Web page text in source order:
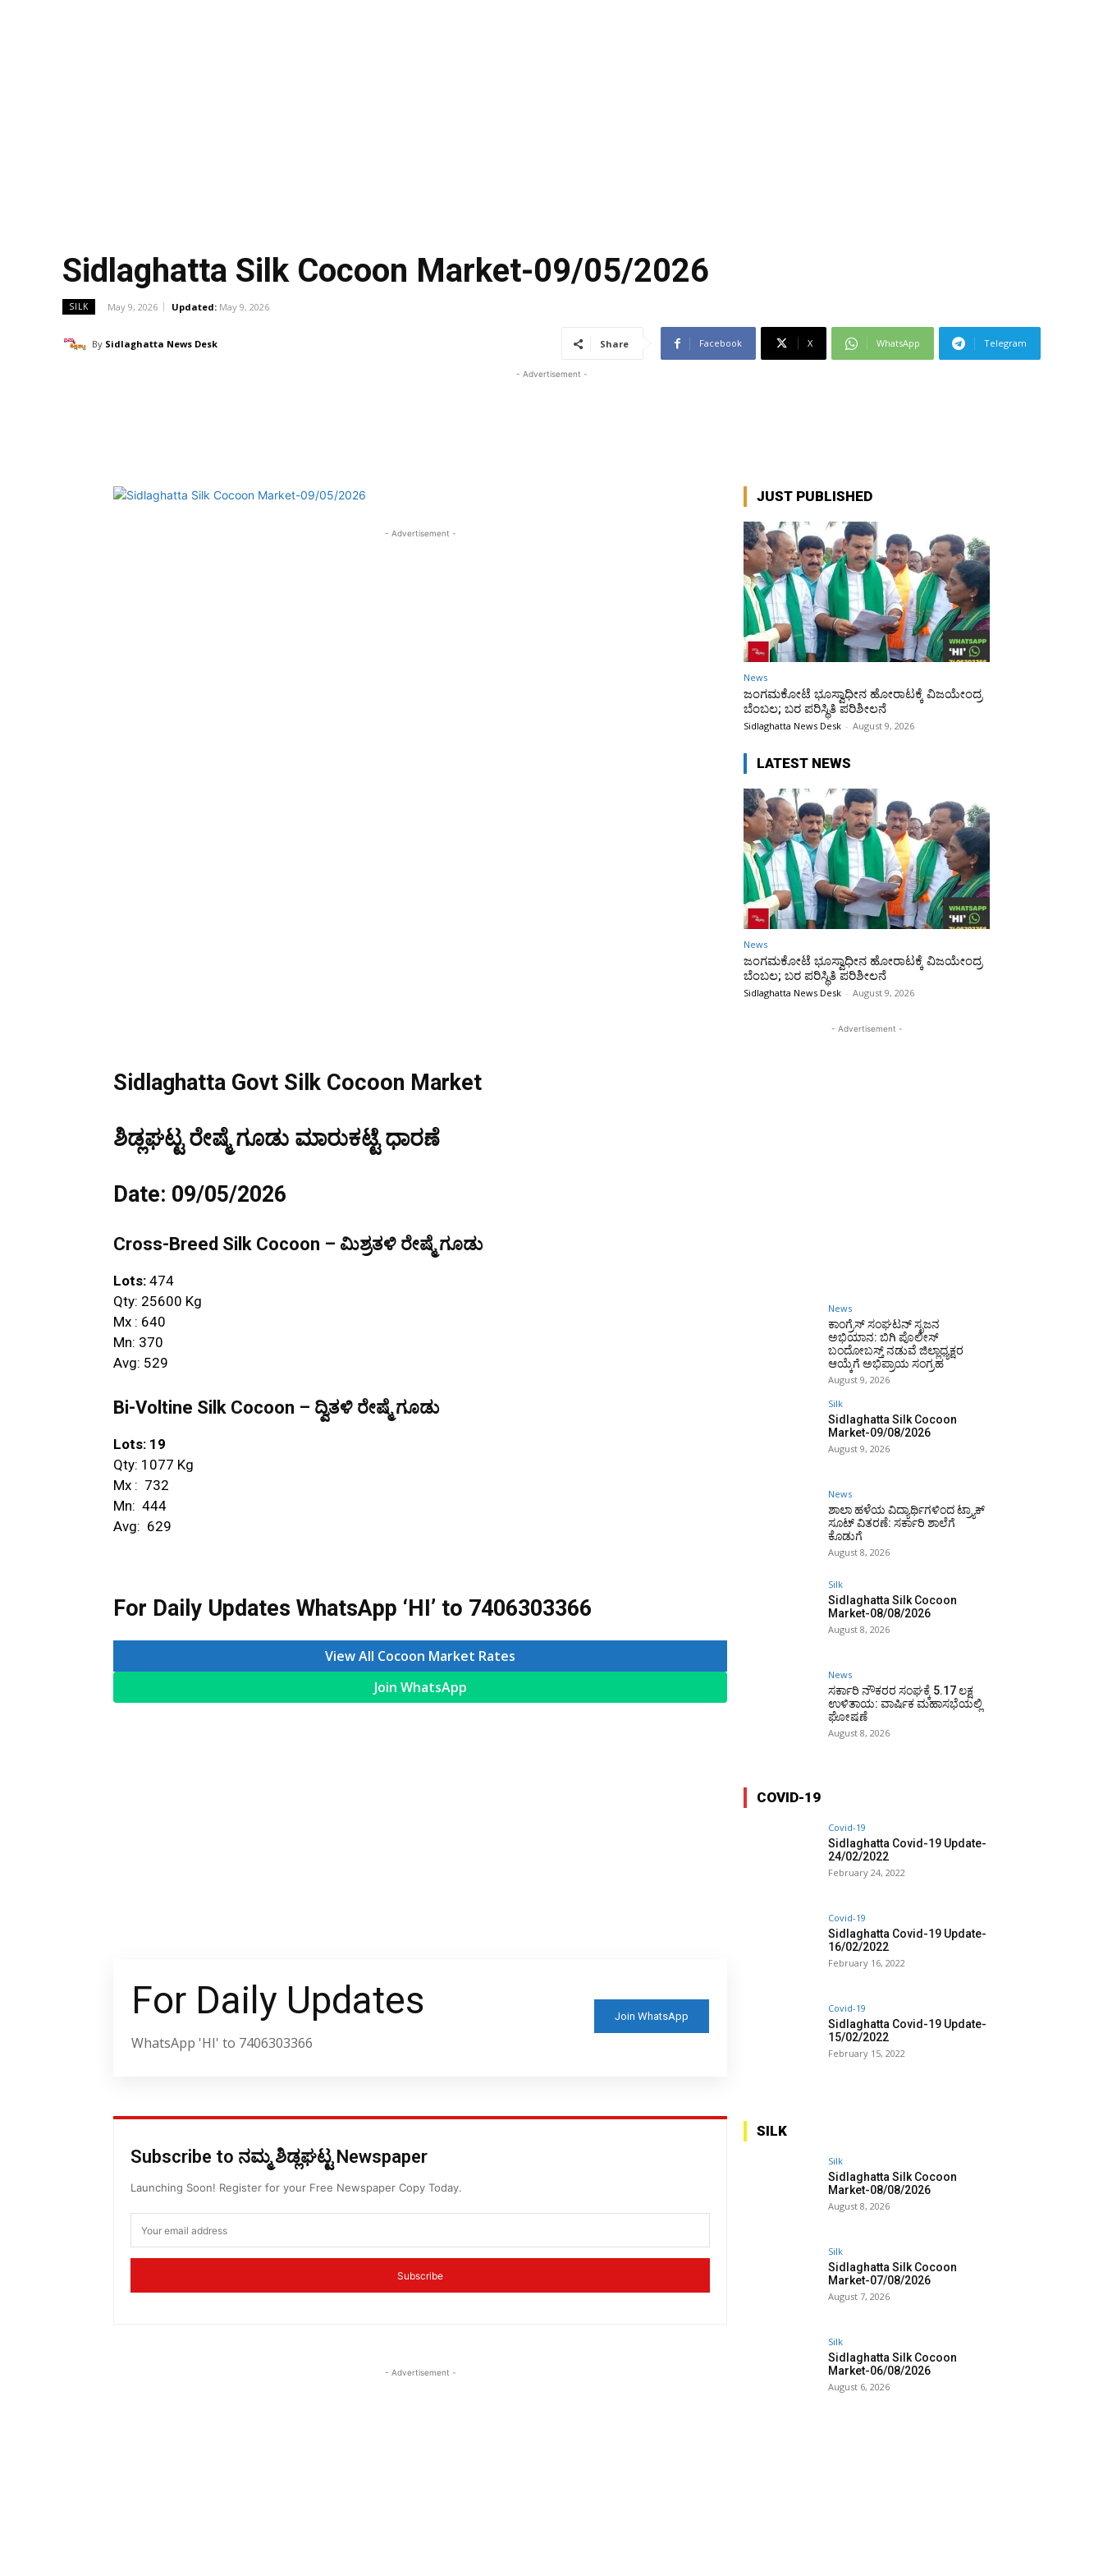
Sidlaghatta Silk Cocoon Market-09/05/2026
SILK May 9, 2026 Updated: May 9, 2026
By Sidlaghatta News Desk Share Facebook X WhatsApp Telegram
- Advertisement -
- Advertisement -
Sidlaghatta Govt Silk Cocoon Market
ಶಿಡ್ಲಘಟ್ಟ ರೇಷ್ಮೆ ಗೂಡು ಮಾರುಕಟ್ಟೆ ಧಾರಣೆ
Date: 09/05/2026
Cross-Breed Silk Cocoon – ಮಿಶ್ರತಳಿ ರೇಷ್ಮೆ ಗೂಡು
Lots: 474
Qty: 25600 Kg
Mx : 640
Mn: 370
Avg: 529
Bi-Voltine Silk Cocoon – ದ್ವಿತಳಿ ರೇಷ್ಮೆ ಗೂಡು
Lots: 19
Qty: 1077 Kg
Mx : ₹ 732
Mn: ₹ 444
Avg: ₹ 629
For Daily Updates WhatsApp ‘HI’ to 7406303366
View All Cocoon Market Rates
Join WhatsApp
For Daily Updates
WhatsApp 'HI' to 7406303366
Join WhatsApp
Subscribe to ನಮ್ಮ ಶಿಡ್ಲಘಟ್ಟ Newspaper
Launching Soon! Register for your Free Newspaper Copy Today.
Subscribe
- Advertisement -
JUST PUBLISHED
News
ಜಂಗಮಕೋಟೆ ಭೂಸ್ವಾಧೀನ ಹೋರಾಟಕ್ಕೆ ವಿಜಯೇಂದ್ರ
ಬೆಂಬಲ; ಬರ ಪರಿಸ್ಥಿತಿ ಪರಿಶೀಲನೆ
Sidlaghatta News Desk - August 9, 2026
LATEST NEWS
News
ಜಂಗಮಕೋಟೆ ಭೂಸ್ವಾಧೀನ ಹೋರಾಟಕ್ಕೆ ವಿಜಯೇಂದ್ರ
ಬೆಂಬಲ; ಬರ ಪರಿಸ್ಥಿತಿ ಪರಿಶೀಲನೆ
Sidlaghatta News Desk - August 9, 2026
- Advertisement -
News
ಕಾಂಗ್ರೆಸ್ ಸಂಘಟನ್ ಸೃಜನ
ಅಭಿಯಾನ: ಬಿಗಿ ಪೊಲೀಸ್
ಬಂದೋಬಸ್ತ್ ನಡುವೆ ಜಿಲ್ಲಾಧ್ಯಕ್ಷರ
ಆಯ್ಕೆಗೆ ಅಭಿಪ್ರಾಯ ಸಂಗ್ರಹ
August 9, 2026
Silk
Sidlaghatta Silk Cocoon
Market-09/08/2026
August 9, 2026
News
ಶಾಲಾ ಹಳೆಯ ವಿದ್ಯಾರ್ಥಿಗಳಿಂದ ಟ್ರ್ಯಾಕ್‌
ಸೂಟ್ ವಿತರಣೆ: ಸರ್ಕಾರಿ ಶಾಲೆಗೆ
ಕೊಡುಗೆ
August 8, 2026
Silk
Sidlaghatta Silk Cocoon
Market-08/08/2026
August 8, 2026
News
ಸರ್ಕಾರಿ ನೌಕರರ ಸಂಘಕ್ಕೆ ₹5.17 ಲಕ್ಷ
ಉಳಿತಾಯ: ವಾರ್ಷಿಕ ಮಹಾಸಭೆಯಲ್ಲಿ
ಘೋಷಣೆ
August 8, 2026
COVID-19
Covid-19
Sidlaghatta Covid-19 Update-
24/02/2022
February 24, 2022
Covid-19
Sidlaghatta Covid-19 Update-
16/02/2022
February 16, 2022
Covid-19
Sidlaghatta Covid-19 Update-
15/02/2022
February 15, 2022
SILK
Silk
Sidlaghatta Silk Cocoon
Market-08/08/2026
August 8, 2026
Silk
Sidlaghatta Silk Cocoon
Market-07/08/2026
August 7, 2026
Silk
Sidlaghatta Silk Cocoon
Market-06/08/2026
August 6, 2026